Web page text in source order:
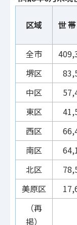
区域 世
全市
堺区
中区
東区
西区
南区
北区
美原区
（再
掲）